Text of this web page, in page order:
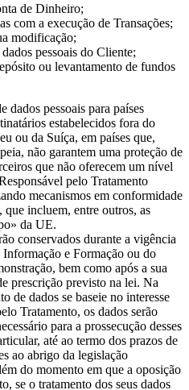
de Dinheiro;
com a execução de Transações;
modificação;
pessoais do Cliente;
ou levantamento de fundos
dados pessoais para países
estabelecidos fora do
ou da Suíça, em países que,
não garantem uma proteção de
que não oferecem um nível
pelo Tratamento
mecanismos em conformidade
incluem, entre outros, as
da UE.
conservados durante a vigência
e Formação ou do
bem como após a sua
prescrição previsto na lei. Na
de dados se baseie no interesse
Tratamento, os dados serão
para a prossecução desses
até ao termo dos prazos de
ao abrigo da legislação
do momento em que a oposição
se o tratamento dos seus dados